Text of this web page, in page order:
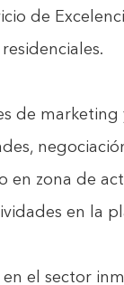
de
de marketing
en zona de
en la
el sector